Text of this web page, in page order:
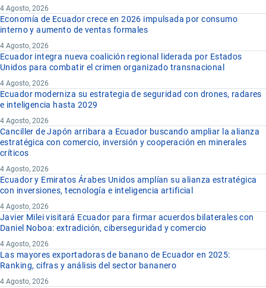
4 Agosto, 2026
Economía de Ecuador crece en 2026 impulsada por consumo
interno y aumento de ventas formales
4 Agosto, 2026
Ecuador integra nueva coalición regional liderada por Estados
Unidos para combatir el crimen organizado transnacional
4 Agosto, 2026
Ecuador moderniza su estrategia de seguridad con drones, radares
e inteligencia hasta 2029
4 Agosto, 2026
Canciller de Japón arribara a Ecuador buscando ampliar la alianza
estratégica con comercio, inversión y cooperación en minerales
críticos
4 Agosto, 2026
Ecuador y Emiratos Árabes Unidos amplían su alianza estratégica
con inversiones, tecnología e inteligencia artificial
4 Agosto, 2026
Javier Milei visitará Ecuador para firmar acuerdos bilaterales con
Daniel Noboa: extradición, ciberseguridad y comercio
4 Agosto, 2026
Las mayores exportadoras de banano de Ecuador en 2025:
Ranking, cifras y análisis del sector bananero
4 Agosto, 2026